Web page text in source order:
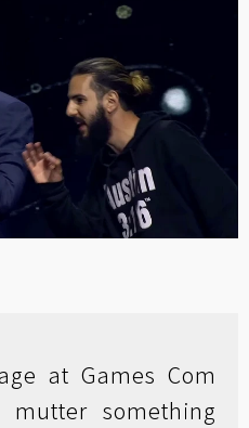
at Games Com
something